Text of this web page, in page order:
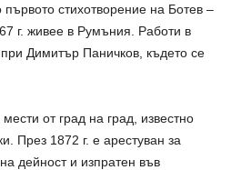
първото стихотворение на Ботев –
г. живее в Румъния. Работи в
Димитър Паничков, където се
от град на град, известно
През 1872 г. е арестуван за
дейност и изпратен във